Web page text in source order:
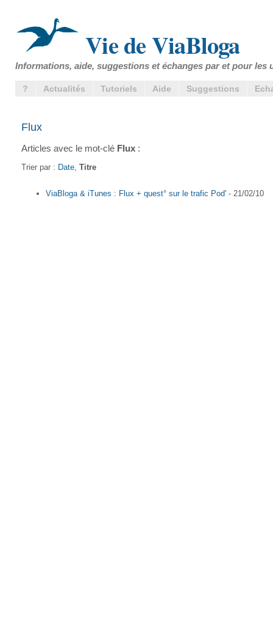
Vie de ViaBloga
Informations, aide, suggestions et échanges par et pour les
? Actualités Tutoriels Aide Suggestions
Flux
Articles avec le mot-clé Flux :
Trier par : Date Titre
ViaBloga & iTunes : Flux + quest° sur le trafic Pod' - 21/02/10